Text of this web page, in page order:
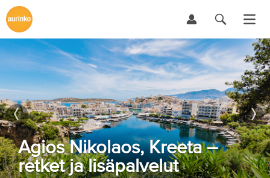
Agios Nikolaos, Kreeta –
retket ja lisäpalvelut